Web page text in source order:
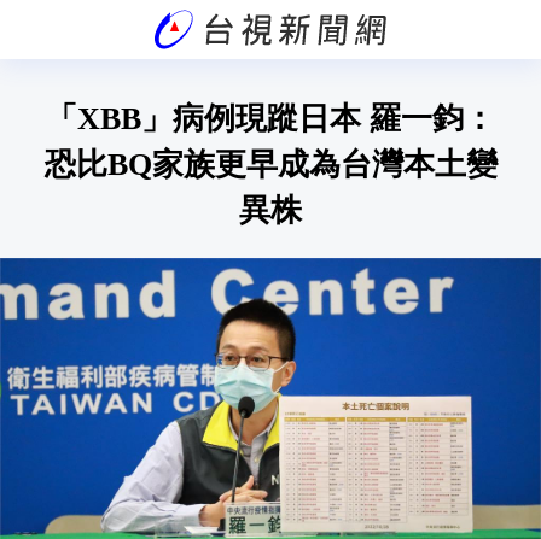
「XBB」病例現蹤日本 羅一鈞：
恐比BQ家族更早成為台灣本土變
異株